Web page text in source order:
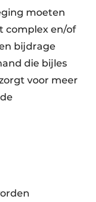
moeten
complex en/of
bijdrage
die bijles
voor meer